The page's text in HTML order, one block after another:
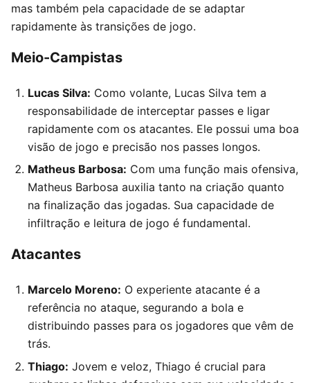
mas também pela capacidade de se adaptar
rapidamente às transições de jogo.
Meio-Campistas
Lucas Silva: Como volante, Lucas Silva tem a
responsabilidade de interceptar passes e ligar
rapidamente com os atacantes. Ele possui uma boa
visão de jogo e precisão nos passes longos.
Matheus Barbosa: Com uma função mais ofensiva,
Matheus Barbosa auxilia tanto na criação quanto
na finalização das jogadas. Sua capacidade de
infiltração e leitura de jogo é fundamental.
Atacantes
Marcelo Moreno: O experiente atacante é a
referência no ataque, segurando a bola e
distribuindo passes para os jogadores que vêm de
trás.
Thiago: Jovem e veloz, Thiago é crucial para